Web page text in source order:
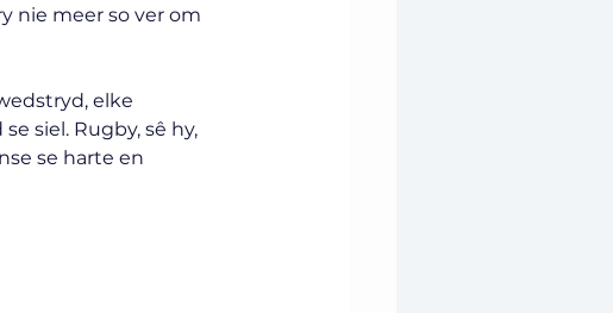
nie meer so ver om
elke
siel. Rugby, sê hy,
se harte en